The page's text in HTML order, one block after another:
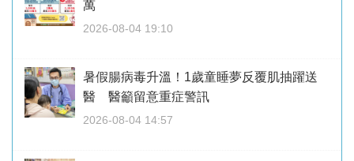
萬
2026-08-04 19:10
暑假腸病毒升溫！1歲童睡夢反覆肌抽躍送
醫 醫籲留意重症警訊
2026-08-04 14:57